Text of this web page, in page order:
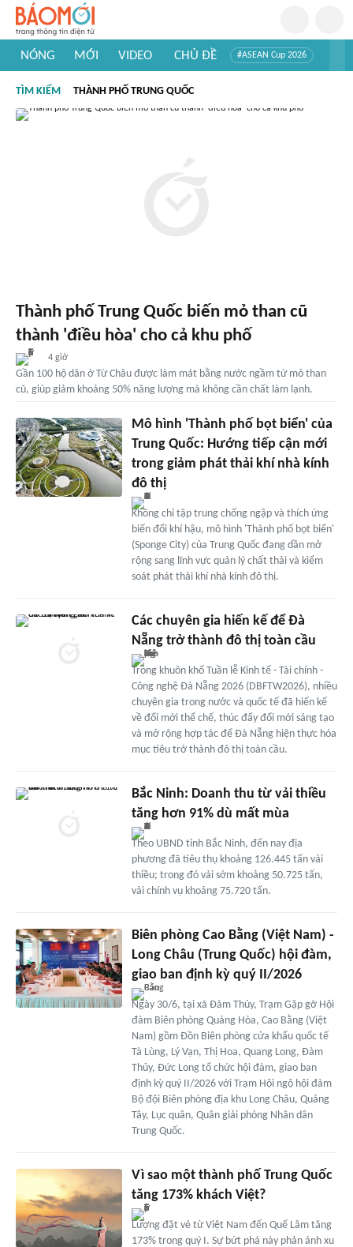
NÓNG MỚI VIDEO CHỦ ĐỀ #ASEAN Cup 2026
#Khám phá Việt Nam
#Khám phá thế giới
TÌM KIẾM THÀNH PHỐ TRUNG QUỐC
Thành phố Trung Quốc biến mỏ than cũ
thành 'điều hòa' cho cả khu phố
4 giờ
Gần 100 hộ dân ở Từ Châu được làm mát bằng nước ngầm từ mỏ than
cũ, giúp giảm khoảng 50% năng lượng mà không cần chất làm lạnh.
Mô hình 'Thành phố bọt biển' của
Trung Quốc: Hướng tiếp cận mới
trong giảm phát thải khí nhà kính
đô thị
Không chỉ tập trung chống ngập và thích ứng
biến đổi khí hậu, mô hình 'Thành phố bọt biển'
(Sponge City) của Trung Quốc đang dần mở
rộng sang lĩnh vực quản lý chất thải và kiểm
soát phát thải khí nhà kính đô thị.
Các chuyên gia hiến kế để Đà
Nẵng trở thành đô thị toàn cầu
Trong khuôn khổ Tuần lễ Kinh tế - Tài chính -
Công nghệ Đà Nẵng 2026 (DBFTW2026), nhiều
chuyên gia trong nước và quốc tế đã hiến kế
về đổi mới thể chế, thúc đẩy đổi mới sáng tạo
và mở rộng hợp tác để Đà Nẵng hiện thực hóa
mục tiêu trở thành đô thị toàn cầu.
Bắc Ninh: Doanh thu từ vải thiều
tăng hơn 91% dù mất mùa
Theo UBND tỉnh Bắc Ninh, đến nay địa
phương đã tiêu thụ khoảng 126.445 tấn vải
thiều; trong đó vải sớm khoảng 50.725 tấn,
vải chính vụ khoảng 75.720 tấn.
Biên phòng Cao Bằng (Việt Nam) -
Long Châu (Trung Quốc) hội đàm,
giao ban định kỳ quý II/2026
Ngày 30/6, tại xã Đàm Thủy, Trạm Gặp gỡ Hội
đàm Biên phòng Quảng Hòa, Cao Bằng (Việt
Nam) gồm Đồn Biên phòng cửa khẩu quốc tế
Tà Lùng, Lý Vạn, Thị Hoa, Quang Long, Đàm
Thủy, Đức Long tổ chức hội đàm, giao ban
định kỳ quý II/2026 với Trạm Hội ngộ hội đàm
Bộ đội Biên phòng địa khu Long Châu, Quảng
Tây, Lục quân, Quân giải phóng Nhân dân
Trung Quốc.
Vì sao một thành phố Trung Quốc
tăng 173% khách Việt?
Lượng đặt vé từ Việt Nam đến Quế Lâm tăng
173% trong quý I. Sự bứt phá này phản ánh xu